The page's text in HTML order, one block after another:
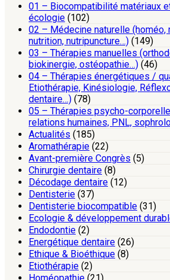
01 – Biocompatibilité matériaux
écologie (102)
02 – Médecine naturelle (homéo,
nutrition, nutripuncture…) (149)
03 – Thérapies manuelles
biokinergie, ostéopathie…) (46)
04 – Thérapies énergétiques /
Etiothérapie, Kinésiologie,
dentaire…) (78)
05 – Thérapies psycho-
relations humaines, PNL,
Actualités (185)
Aromathérapie (22)
Avant-première Congrès (5)
Chirurgie dentaire (8)
Décodage dentaire (12)
Dentisterie (37)
Dentisterie biocompatible (31)
Ecologie & développement
Endodontie (2)
Energétique dentaire (26)
Ethique & Bioéthique (8)
Etiothérapie (2)